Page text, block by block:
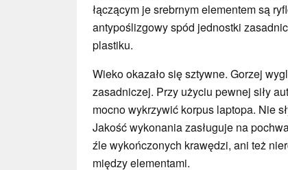
łączącym je srebrnym elementem są
antypoślizgowy spód jednostki
plastiku.
Wieko okazało się sztywne. Gorzej
zasadniczej. Przy użyciu pewnej siły
mocno wykrzywić korpus laptopa. Nie
Jakość wykonania zasługuje na
źle wykończonych krawędzi, ani też
między elementami.